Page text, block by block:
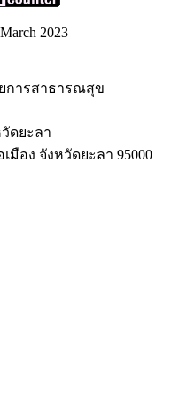
2023
การสาธารณสุข
ดยะลา
มือง จังหวัดยะลา 95000